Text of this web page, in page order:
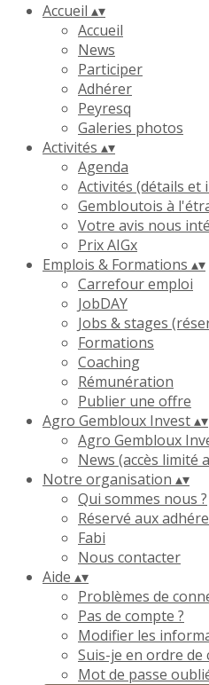
Accueil ▴▾
Accueil
News
Participer
Adhérer
Peyresq
Galeries photos
Activités ▴▾
Agenda
Activités (détails et
Gembloutois à
Votre avis nous
Prix AIGx
Emplois & Formations ▴▾
Carrefour emploi
JobDAY
Jobs & stages
Formations
Coaching
Rémunération
Publier une offre
Agro Gembloux Invest▴▾
Agro Gembloux
News (accès limité
Notre organisation ▴▾
Qui sommes nous ?
Réservé aux
Fabi
Nous contacter
Aide ▴▾
Problèmes de
Pas de compte ?
Modifier les
Suis-je en ordre de
Mot de passe